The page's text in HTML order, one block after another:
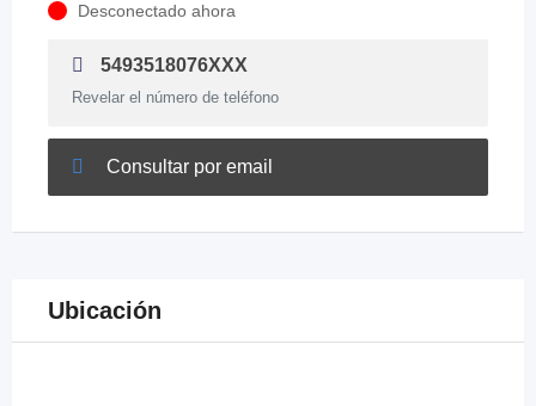
Desconectado ahora
5493518076XXX
Revelar el número de teléfono
Consultar por email
Ubicación